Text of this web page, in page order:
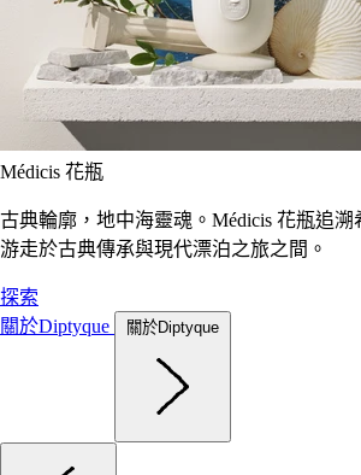
Médicis 花瓶
古典輪廓，地中海靈魂。Médicis 花瓶追溯
游走於古典傳承與現代漂泊之旅之間。
探索
關於Diptyque
關於Diptyque